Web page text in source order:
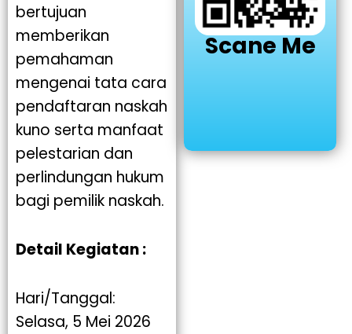
bertujuan
memberikan
pemahaman
mengenai tata cara
pendaftaran naskah
kuno serta manfaat
pelestarian dan
perlindungan hukum
bagi pemilik naskah.
Detail Kegiatan :
Hari/Tanggal:
Selasa, 5 Mei 2026
Scane Me